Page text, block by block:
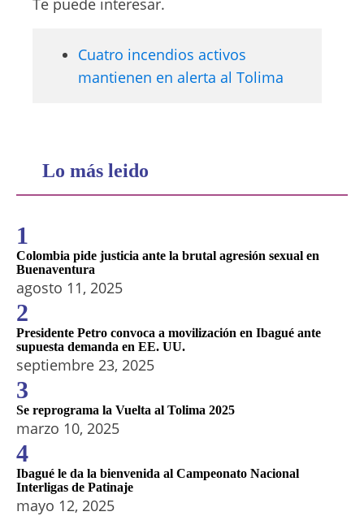
Te puede interesar.
Cuatro incendios activos
mantienen en alerta al Tolima
Lo más leido
1
Colombia pide justicia ante la brutal agresión sexual en
Buenaventura
agosto 11, 2025
2
Presidente Petro convoca a movilización en Ibagué ante
supuesta demanda en EE. UU.
septiembre 23, 2025
3
Se reprograma la Vuelta al Tolima 2025
marzo 10, 2025
4
Ibagué le da la bienvenida al Campeonato Nacional
Interligas de Patinaje
mayo 12, 2025